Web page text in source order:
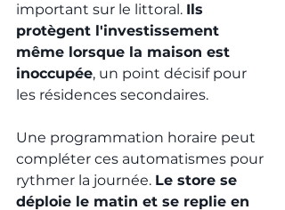
important sur le littoral. Ils
protègent l'investissement
même lorsque la maison est
inoccupée, un point décisif pour
les résidences secondaires.
Une programmation horaire peut
compléter ces automatismes pour
rythmer la journée. Le store se
déploie le matin et se replie en